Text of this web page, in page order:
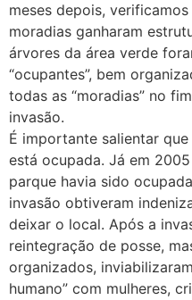
meses depois,
moradias ganharam
árvores da área verde
“ocupantes”, bem
todas as “moradias” no
invasão.
É importante salientar
está ocupada. Já em
parque havia sido
invasão obtiveram
deixar o local. Após a
reintegração de posse,
organizados,
humano” com mulheres,